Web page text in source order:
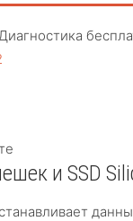
и SSD